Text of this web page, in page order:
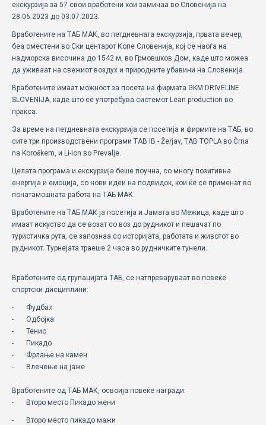
КОНТАКТ
екскурзија за 57 свои вработени кои заминаа во Словенија на
28.06.2023 до 03.07.2023.
Вработените на ТАБ МАК, во петдневната екскурзија, првата вечер,
беа сместени во Ски центарот Копе Словенија, кој се наоѓа на
надморска височина до 1542 м, во Грмовшков Дом, каде што можеа
да уживаат на свежиот воздух и природните убавини на Словенија.
Вработените имаат можност за посета на фирмата GKM DRIVELINE
SLOVENIJA, каде што се употребува системот Lean production во
пракса.
За време на петдневната екскурзија се посетиjа и фирмите на ТАБ, во
сите три производствени програми TAB IB - Žerjav, TAB TOPLA во Črna
na Koroškem, и Li-ion во Prevalje.
Целата програма и екскурзија беше поучна, со многу позитивна
енергија и емоција, со нови идеи на подвидок, кои ќе се применат во
понатамошната работа на ТАБ МАК.
Вработените на ТАБ МАК ja посетија и Јамата во Межица, каде што
имаат искуство да се возат со воз до рудникот и пешачат по
туристичка рута, се запознаа со историјата, работата и животот во
рудникот. Турнејата траеше 2 часа во рудничките тунели.
Вработените од групацијата ТАБ, се натпреваруваат во повеќе
спортски дисциплини:
- Фудбал
- Одбојка
- Тенис
- Пикадо
- Фрлање на камен
- Влечење на јаже
Вработените од ТАБ МАК, освоија повеќе награди:
- Второ место Пикадо жени
- Второ место пикадо мажи